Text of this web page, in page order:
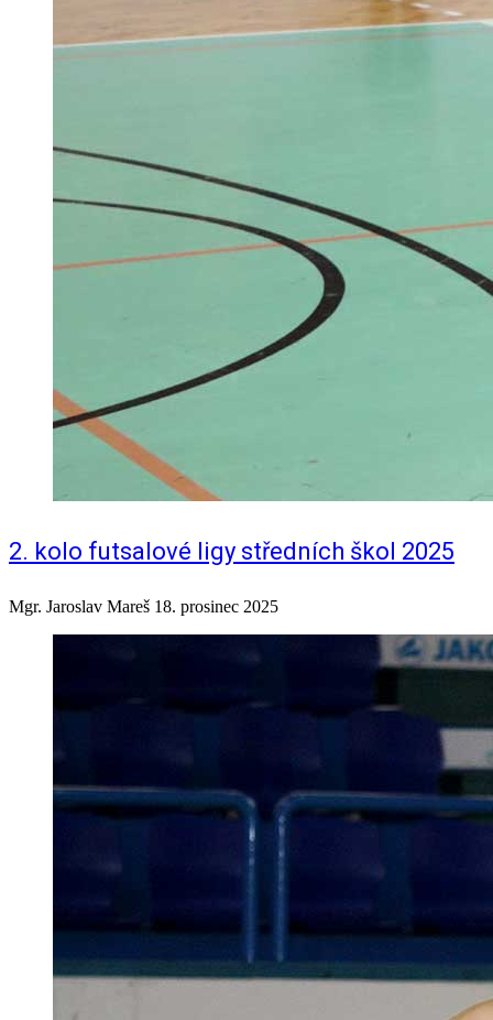
2. kolo futsalové ligy středních škol 2025
Mgr. Jaroslav Mareš 18. prosinec 2025